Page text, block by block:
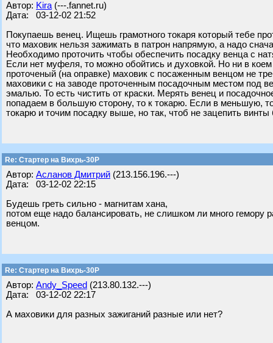
Автор: Kira (---.fannet.ru)
Дата: 03-12-02 21:52
Покупаешь венец. Ищешь грамотного токаря который тебе
что маховик нельзя зажимать в патрон напрямую, а надо
Необходимо проточить чтобы обеспечить посадку венца с
Если нет муфеля, то можно обойтись и духовкой. Но ни в
проточеный (на оправке) маховик с посаженным венцом не
маховики с на заводе проточенным посадочным местом под
эмалью. То есть чистить от краски. Мерять венец и
попадаем в большую сторону, то к токарю. Если в меньшую,
токарю и точим посадку выше, но так, чтоб не зацепить
Re: Стартер на Вихрь-30Р
Автор: Асланов Дмитрий (213.156.196.---)
Дата: 03-12-02 22:15
Будешь греть сильно - магнитам хана,
потом еще надо балансировать, не слишком ли много гемору
венцом.
Re: Стартер на Вихрь-30Р
Автор: Andy_Speed (213.80.132.---)
Дата: 03-12-02 22:17
А маховики для разных зажиганий разные или нет?